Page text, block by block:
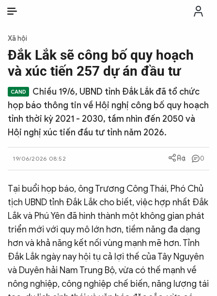
THỜI SỰ
CÔNG AN TRONG LÒNG DÂN
XÃ HỘI
PHÁP LUẬT
CÔNG NGHỆ
QUỐC TẾ
VĂN HÓA - THỂ THAO
BẠN ĐỌC & CAND
Xã hội
Đắk Lắk sẽ công bố quy hoạch
và xúc tiến 257 dự án đầu tư
Chiều 19/6, UBND tỉnh Đắk Lắk đã tổ chức
họp báo thông tin về Hội nghị công bố quy hoạch
tỉnh thời kỳ 2021 - 2030, tầm nhìn đến 2050 và
Hội nghị xúc tiến đầu tư tỉnh năm 2026.
19/06/2026 08:52 0
Tại buổi họp báo, ông Trương Công Thái, Phó Chủ
tịch UBND tỉnh Đắk Lắk cho biết, việc hợp nhất Đắk
Lắk và Phú Yên đã hình thành một không gian phát
triển mới với quy mô lớn hơn, tiềm năng đa dạng
hơn và khả năng kết nối vùng mạnh mẽ hơn. Tỉnh
Đắk Lắk ngày nay hội tụ cả lợi thế của Tây Nguyên
và Duyên hải Nam Trung Bộ, vừa có thế mạnh về
nông nghiệp, công nghiệp chế biến, năng lượng tái